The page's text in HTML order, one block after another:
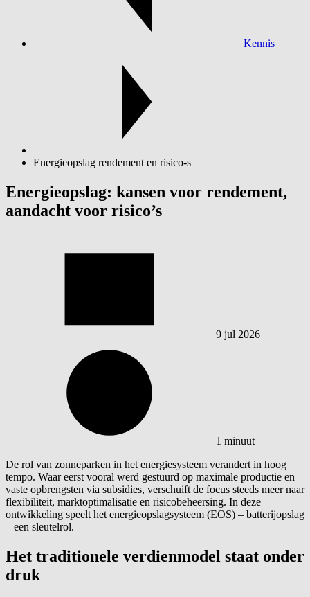
Kennis
Energieopslag rendement en risico-s
Energieopslag: kansen voor rendement,
aandacht voor risico’s
9 jul 2026
1 minuut
De rol van zonneparken in het energiesysteem verandert in hoog
tempo. Waar eerst vooral werd gestuurd op maximale productie en
vaste opbrengsten via subsidies, verschuift de focus steeds meer naar
flexibiliteit, marktoptimalisatie en risicobeheersing. In deze
ontwikkeling speelt het energieopslagsysteem (EOS) – batterijopslag
– een sleutelrol.
Het traditionele verdienmodel staat onder
druk